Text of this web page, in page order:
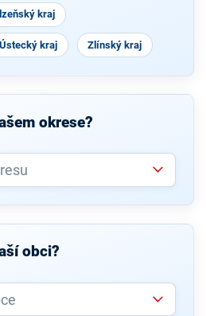
kraj
Ústecký kraj Zlínský kraj
okrese?
obci?